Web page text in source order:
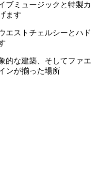
ブミュージックと特製カ
ます
エストチェルシーとハド
的な建築、そしてファエ
ンが揃った場所